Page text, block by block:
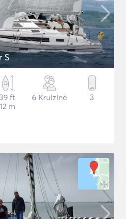
S
ft
12 m
6 Kruizinė 3